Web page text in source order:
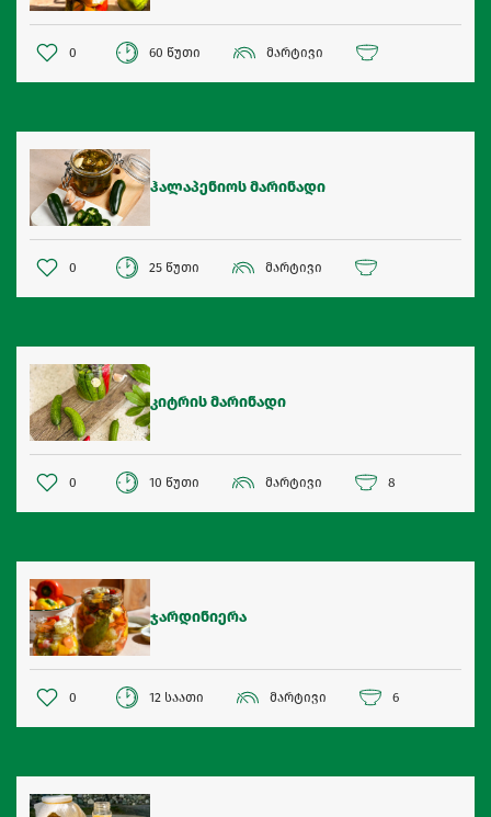
0 60 წუთი მარტივი
ჰალაპენიოს მარინადი
0 25 წუთი მარტივი
კიტრის მარინადი
0 10 წუთი მარტივი 8
ჯარდინიერა
0 12 საათი მარტივი 6